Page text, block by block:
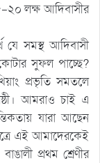
২০ লক্ষ আদিবাসীর
যে সমস্থ আদিবাসী
সুফল পাচ্ছে?
প্রভৃতি সমতলে
আমরাও চাই এ
যারা আছেন
এই আমাদেরকেই
প্রথম শ্রেণীর